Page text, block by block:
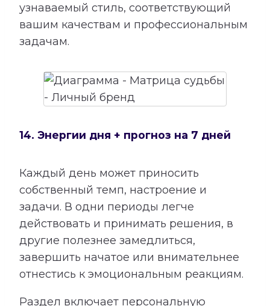
узнаваемый стиль, соответствующий
вашим качествам и профессиональным
задачам.
14. Энергии дня + прогноз на 7 дней
Каждый день может приносить
собственный темп, настроение и
задачи. В одни периоды легче
действовать и принимать решения, в
другие полезнее замедлиться,
завершить начатое или внимательнее
отнестись к эмоциональным реакциям.
Раздел включает персональную